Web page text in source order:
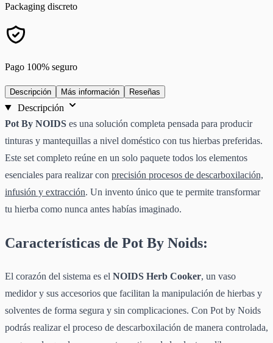
Packaging discreto
Pago 100% seguro
Descripción Más información Reseñas
Descripción
Pot By NOIDS es una solución completa pensada para producir
tinturas y mantequillas a nivel doméstico con tus hierbas preferidas.
Este set completo reúne en un solo paquete todos los elementos
esenciales para realizar con precisión procesos de descarboxilación,
infusión y extracción. Un invento único que te permite transformar
tu hierba como nunca antes habías imaginado.
Características de Pot By Noids:
El corazón del sistema es el NOIDS Herb Cooker, un vaso
medidor y sus accesorios que facilitan la manipulación de hierbas y
solventes de forma segura y sin complicaciones. Con Pot by Noids
podrás realizar el proceso de descarboxilación de manera controlada,